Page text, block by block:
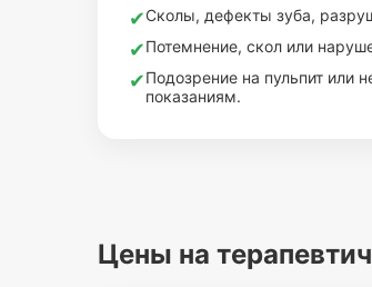
✔Сколы, дефекты зуба,
✔Потемнение, скол или
✔Подозрение на пульпит или
показаниям.
Цены на